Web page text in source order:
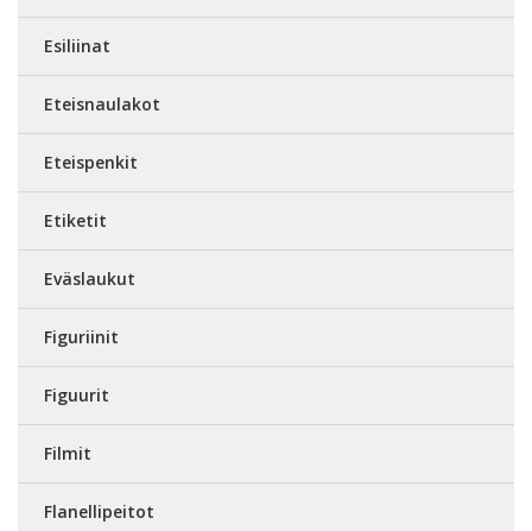
Esiliinat
Eteisnaulakot
Eteispenkit
Etiketit
Eväslaukut
Figuriinit
Figuurit
Filmit
Flanellipeitot